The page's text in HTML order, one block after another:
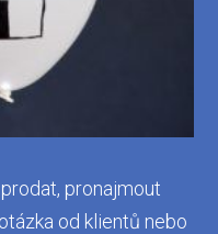
pronajmout
od klientů nebo